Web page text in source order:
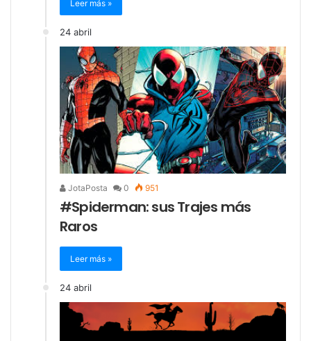
Leer más »
24 abril
JotaPosta 0 951
#Spiderman: sus Trajes más
Raros
Leer más »
24 abril